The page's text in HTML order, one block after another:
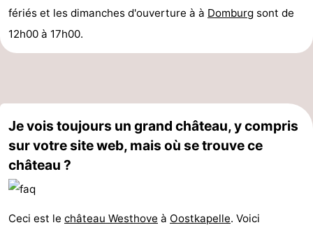
fériés et les dimanches d'ouverture à à Domburg sont de
12h00 à 17h00.
Je vois toujours un grand château, y compris
sur votre site web, mais où se trouve ce
château ?
Ceci est le château Westhove à Oostkapelle. Voici